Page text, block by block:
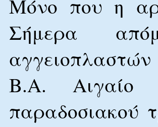
Μόνο που η
Σήμερα
Β.Α. Αιγαίο
παραδοσιακού